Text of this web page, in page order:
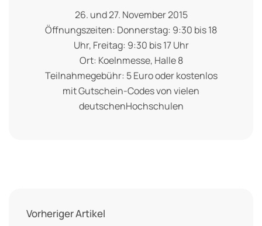
26. und 27. November 2015
Öffnungszeiten: Donnerstag: 9:30 bis 18
Uhr, Freitag: 9:30 bis 17 Uhr
Ort: Koelnmesse, Halle 8
Teilnahmegebühr: 5 Euro oder kostenlos
mit Gutschein-Codes von vielen
deutschenHochschulen
Vorheriger Artikel